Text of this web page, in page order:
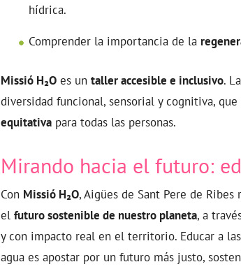
hídrica.
Comprender la importancia de la
Missió H₂O es un taller accesible e inclusivo.
diversidad funcional, sensorial y cognitiva,
equitativa para todas las personas.
Mirando hacia el futuro:
Con Missió H₂O, Aigües de Sant Pere de
el futuro sostenible de nuestro planeta, a
y con impacto real en el territorio. Educar a
agua es apostar por un futuro más justo,